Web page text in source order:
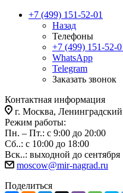
+7 (499) 151-52-01
Назад
Телефоны
+7 (499) 151-52-
WhatsApp
Telegram
Заказать звонок
Контактная информация
г. Москва,
Режим работы:
Пн. – Пт.: с 9:00 до 20:00
Сб..: с 10:00 до 18:00
Вск..: выходной до сентября
moscow@mir-nagrad.ru
Поделиться